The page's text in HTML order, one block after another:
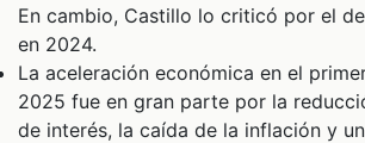
En cambio, Castillo lo criticó por el
en 2024.
La aceleración económica en el
2025 fue en gran parte por la
de interés, la caída de la inflación y